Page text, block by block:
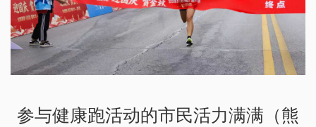
参与健康跑活动的市民活力满满（熊